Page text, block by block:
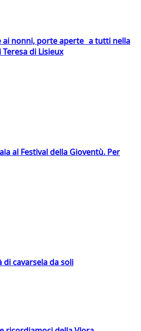
ai nonni, porte aperte a tutti nella
di Lisieux
al Festival della Gioventù. Per
cavarsela da soli